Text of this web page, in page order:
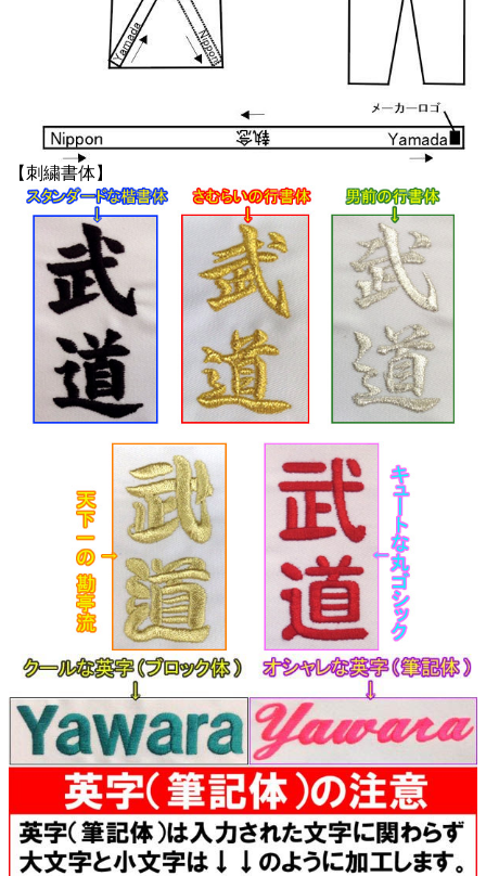
【刺繍書体】